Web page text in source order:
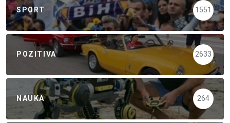
SPORT 1551
POZITIVA 2633
NAUKA 264